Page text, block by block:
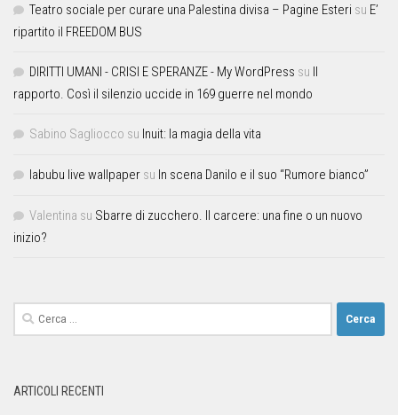
Teatro sociale per curare una Palestina divisa – Pagine Esteri su E’
ripartito il FREEDOM BUS
DIRITTI UMANI - CRISI E SPERANZE - My WordPress su Il
rapporto. Così il silenzio uccide in 169 guerre nel mondo
Sabino Sagliocco su Inuit: la magia della vita
labubu live wallpaper su In scena Danilo e il suo “Rumore bianco”
Valentina su Sbarre di zucchero. Il carcere: una fine o un nuovo
inizio?
ARTICOLI RECENTI